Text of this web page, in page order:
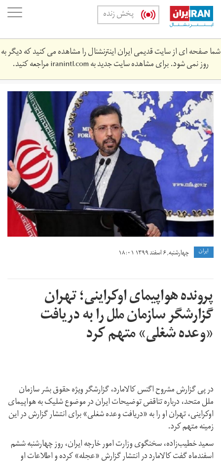
Skip
main
content
پخش زنده
شما صفحه ای از سایت قدیمی ایران اینترنشنال را مشاهده می کنید که دیگر به
روز نمی شود. برای مشاهده سایت جدید بهiranintl.comمراجعه کنید.
1003987_764_1.jpg
ايران چهارشنبه, ۶ اسفند ۱۳۹۹ ۱۸:۰۱
پرونده هواپیمای اوکراینی؛ تهران
گزارشگر سازمان ملل را به دریافت
«وعده شغلی» متهم کرد
در پی گزارش مشروح اگنس کالامارد، گزارشگر ویژه حقوق بشر سازمان
ملل متحد، درباره تناقض‌ توضیحات ایران در موضوع شلیک به هواپیمای
اوکراینی، تهران او را به «دریافت وعده شغلی» برای انتشار گزارش در این
زمینه متهم کرد.
سعید خطیب‌زاده،‌ سخنگوی وزارت امور خارجه ایران، روز چهارشنبه ششم
اسفندماه گفت کالامارد در انتشار گزارش «عجله» کرده و اطلاعات او